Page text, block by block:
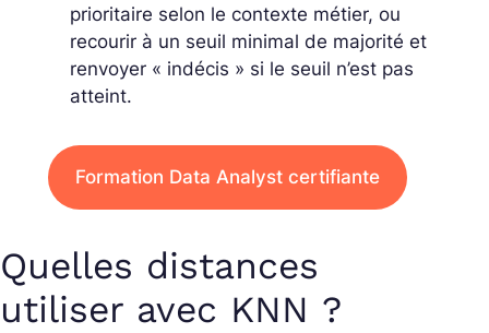
prioritaire selon le contexte métier, ou
recourir à un seuil minimal de majorité et
renvoyer « indécis » si le seuil n’est pas
atteint.
Formation Data Analyst certifiante
Quelles distances
utiliser avec KNN ?